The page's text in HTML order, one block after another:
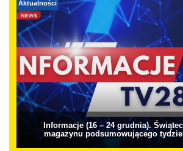
Aktualności
Informacje (16 – 24 grudnia).
magazynu podsumowującego